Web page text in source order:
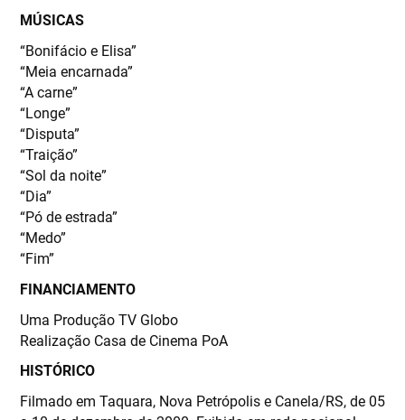
MÚSICAS
“Bonifácio e Elisa”
“Meia encarnada”
“A carne”
“Longe”
“Disputa”
“Traição”
“Sol da noite”
“Dia”
“Pó de estrada”
“Medo”
“Fim”
FINANCIAMENTO
Uma Produção TV Globo
Realização Casa de Cinema PoA
HISTÓRICO
Filmado em Taquara, Nova Petrópolis e Canela/RS, de 05